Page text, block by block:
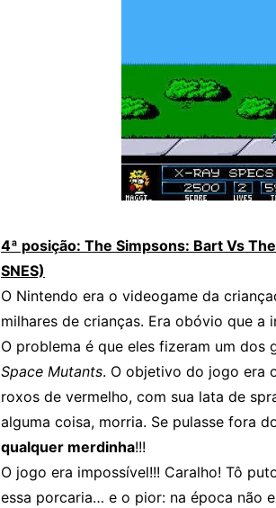
4ª posição: The Simpsons: Bart Vs
SNES)
O Nintendo era o videogame da
milhares de crianças. Era obóvio que a
O problema é que eles fizeram um dos
Space Mutants. O objetivo do jogo era
roxos de vermelho, com sua lata de
alguma coisa, morria. Se pulasse fora
qualquer merdinha!!!
O jogo era impossível!!! Caralho! Tô
essa porcaria… e o pior: na época não